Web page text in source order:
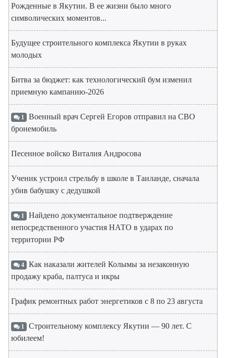
Рожденные в Якутии. В ее жизни было много
символических моментов...
Будущее строительного комплекса Якутии в руках
молодых
Битва за бюджет: как технологический бум изменил
приемную кампанию-2026
1 Военный врач Сергей Егоров отправил на СВО
бронемобиль
Песенное войско Виталия Андросова
Ученик устроил стрельбу в школе в Таиланде, сначала
убив бабушку с дедушкой
1 Найдено документальное подтверждение
непосредственного участия НАТО в ударах по
территории РФ
4 Как наказали жителей Колымы за незаконную
продажу краба, палтуса и икры
График ремонтных работ энергетиков с 8 по 23 августа
1 Строительному комплексу Якутии — 90 лет. С
юбилеем!